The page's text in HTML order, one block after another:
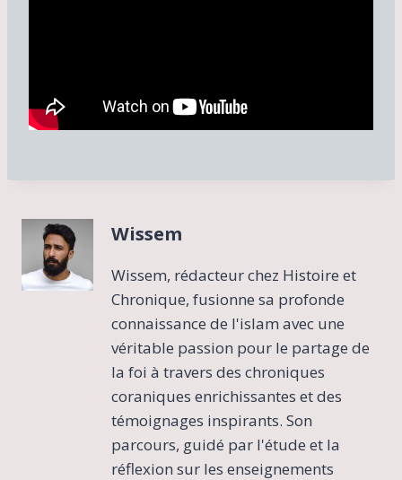
Wissem
Wissem, rédacteur chez Histoire et
Chronique, fusionne sa profonde
connaissance de l'islam avec une
véritable passion pour le partage de
la foi à travers des chroniques
coraniques enrichissantes et des
témoignages inspirants. Son
parcours, guidé par l'étude et la
réflexion sur les enseignements